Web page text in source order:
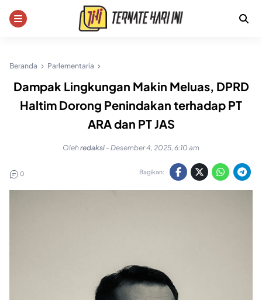
Beranda Parlementaria
Dampak Lingkungan Makin Meluas, DPRD
Haltim Dorong Penindakan terhadap PT
ARA dan PT JAS
Olehredaksi - Desember 4, 2025, 6:10 am
0 Bagikan: